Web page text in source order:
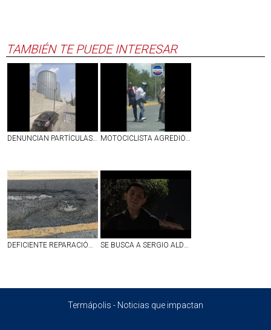
TAMBIÉN TE PUEDE INTERESAR
DENUNCIAN PARTÍCULAS EN EL AMBIENTE QUE ARROJA PLANTA EN CONVENCIÓN Y ZARAGOZA EN AGS MOTOCICLISTA AGREDIÓ A UNOS ABUELITOS EN JESÚS MARÍA Y TERMINÓ SIENDO GOLPEADO | VIDEO
DEFICIENTE REPARACIÓN DE BACHE EN CALLE LÓPEZ VELARDE EN EL PRIMER CUADRO DE AGUASCALIENTES SE BUSCA A SERGIO ALDAIR LÓPEZ GARCÍA DE 16 AÑOS, DESAPARECIDO EN JALISCO
Termápolis - Noticias que impactan